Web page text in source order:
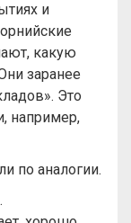
и
какую
заранее
Это
например,
по аналогии.